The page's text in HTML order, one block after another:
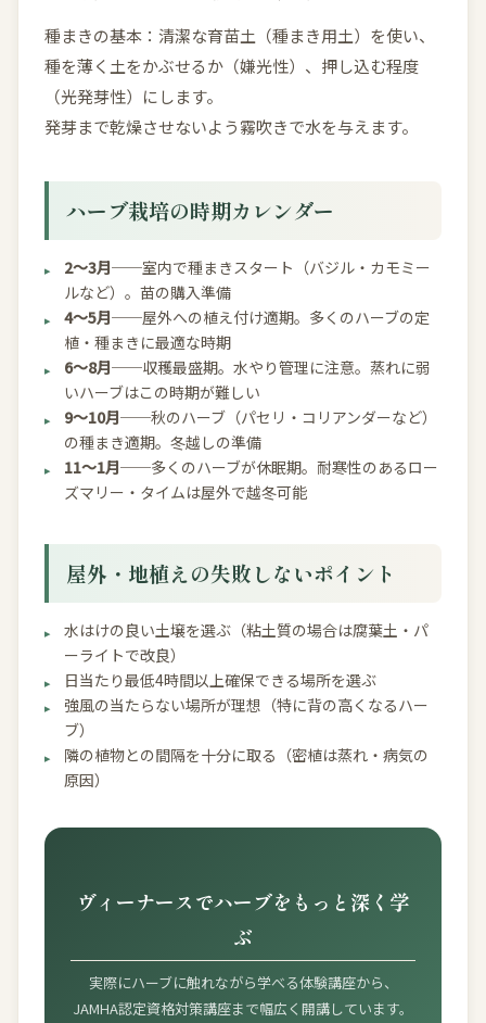
種まきの基本：清潔な育苗土（種まき用土）を使い、
種を薄く土をかぶせるか（嫌光性）、押し込む程度
（光発芽性）にします。
発芽まで乾燥させないよう霧吹きで水を与えます。
ハーブ栽培の時期カレンダー
2〜3月──室内で種まきスタート（バジル・カモミー
ルなど）。苗の購入準備
4〜5月──屋外への植え付け適期。多くのハーブの定
植・種まきに最適な時期
6〜8月──収穫最盛期。水やり管理に注意。蒸れに弱
いハーブはこの時期が難しい
9〜10月──秋のハーブ（パセリ・コリアンダーなど）
の種まき適期。冬越しの準備
11〜1月──多くのハーブが休眠期。耐寒性のあるロー
ズマリー・タイムは屋外で越冬可能
屋外・地植えの失敗しないポイント
水はけの良い土壌を選ぶ（粘土質の場合は腐葉土・パ
ーライトで改良）
日当たり最低4時間以上確保できる場所を選ぶ
強風の当たらない場所が理想（特に背の高くなるハー
ブ）
隣の植物との間隔を十分に取る（密植は蒸れ・病気の
原因）
ヴィーナースでハーブをもっと深く学
ぶ
実際にハーブに触れながら学べる体験講座から、
JAMHA認定資格対策講座まで幅広く開講しています。